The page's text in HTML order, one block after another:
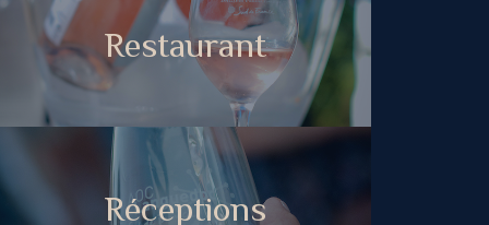
Restaurant
Réceptions